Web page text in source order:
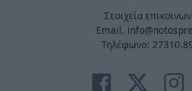
Στοιχεία
Email.
Τηλέφωνο: